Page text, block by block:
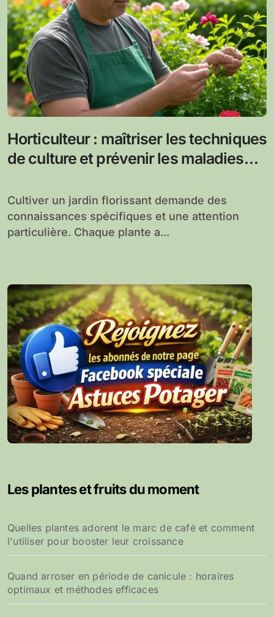
Horticulteur : maîtriser les techniques
de culture et prévenir les maladies
Cultiver un jardin florissant demande des
connaissances spécifiques et une attention
particulière. Chaque plante a...
Les plantes et fruits du moment
Quelles plantes adorent le marc de café et comment
l'utiliser pour booster leur croissance
Quand arroser en période de canicule : horaires
optimaux et méthodes efficaces